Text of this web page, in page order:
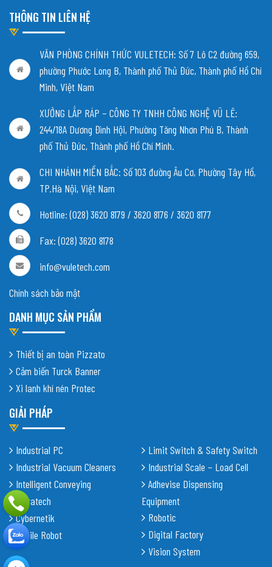
THÔNG TIN LIÊN HỆ
VĂN PHÒNG CHÍNH THỨC VULETECH: Số 7 Lô C2 đường 659,
phường Phước Long B, Thành phố Thủ Đức, Thành phố Hồ Chí
Minh, Việt Nam
XƯỞNG LẮP RÁP – CÔNG TY TNHH CÔNG NGHỆ VŨ LÊ:
244/18A Dương Đình Hội, Phường Tăng Nhơn Phú B, Thành
phố Thủ Đức, Thành phố Hồ Chí Minh.
CHI NHÁNH MIỀN BẮC: Số 103 đường Âu Cơ, Phường Tây Hồ,
TP.Hà Nội, Việt Nam
Hotline: (028) 3620 8179 / 3620 8176 / 3620 8177
Fax: (028) 3620 8178
info@vuletech.com
Chính sách bảo mật
DANH MỤC SẢN PHẨM
Thiết bị an toàn Pizzato
Cảm biến Turck Banner
Xi lanh khí nén Protec
GIẢI PHÁP
Industrial PC
Industrial Vacuum Cleaners
Intelligent Conveying
Shiratech
Cybernetik
Mobile Robot
Limit Switch & Safety Switch
Industrial Scale – Load Cell
Adhevise Dispensing
Equipment
Robotic
Digital Factory
Vision System